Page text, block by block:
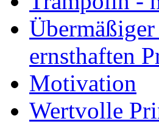
ernsthaften
Motivation
Wertvolle